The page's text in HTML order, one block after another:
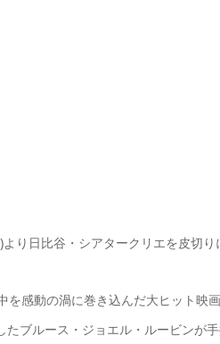
り日比谷・シアタークリエを皮切
を感動の渦に巻き込んだ大ヒット
たブルース・ジョエル・ルービンが